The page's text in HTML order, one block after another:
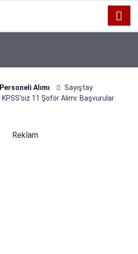
Alımı
Sayıştay
11 Şoför Alımı: Başvurular
Reklam